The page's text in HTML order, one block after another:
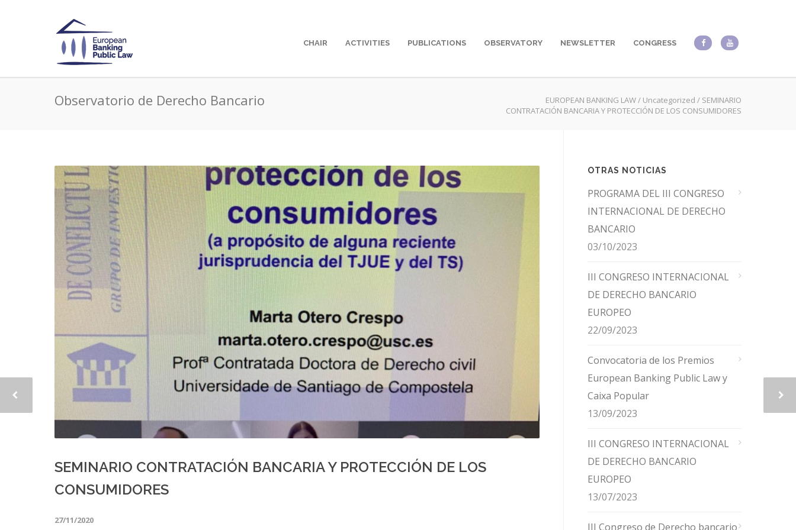
CHAIR ACTIVITIES PUBLICATIONS OBSERVATORY NEWSLETTER CONGRESS
Observatorio de Derecho Bancario EUROPEAN BANKING LAW/ Uncategorized / SEMINARIO
CONTRATACIÓN BANCARIA Y PROTECCIÓN DE LOS CONSUMIDORES
SEMINARIO CONTRATACIÓN BANCARIA Y PROTECCIÓN DE LOS
CONSUMIDORES
27/11/2020
OTRAS NOTICIAS
PROGRAMA DEL III CONGRESO
INTERNACIONAL DE DERECHO
BANCARIO
03/10/2023
III CONGRESO INTERNACIONAL
DE DERECHO BANCARIO
EUROPEO
22/09/2023
Convocatoria de los Premios
European Banking Public Law y
Caixa Popular
13/09/2023
III CONGRESO INTERNACIONAL
DE DERECHO BANCARIO
EUROPEO
13/07/2023
III Congreso de Derecho bancario